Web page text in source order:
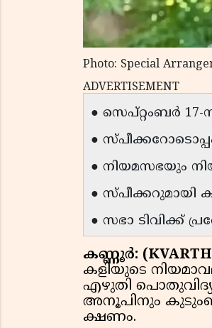
Photo: Special
ADVERTISEMENT
● സെപ്റ്റംബർ
●
● നിയമസഭയും
● സ്പീക്കറുമായി
● സഭാ ടിവിക്ക്
കണ്ണൂർ:
കളിയുടെ
എഴുതി
അനൂപിനും
ക്ഷണം.